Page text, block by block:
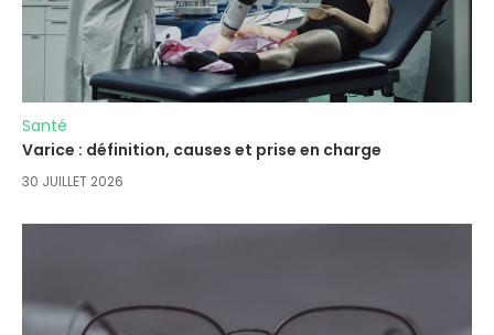
Santé
Varice : définition, causes et prise en charge
30 JUILLET 2026